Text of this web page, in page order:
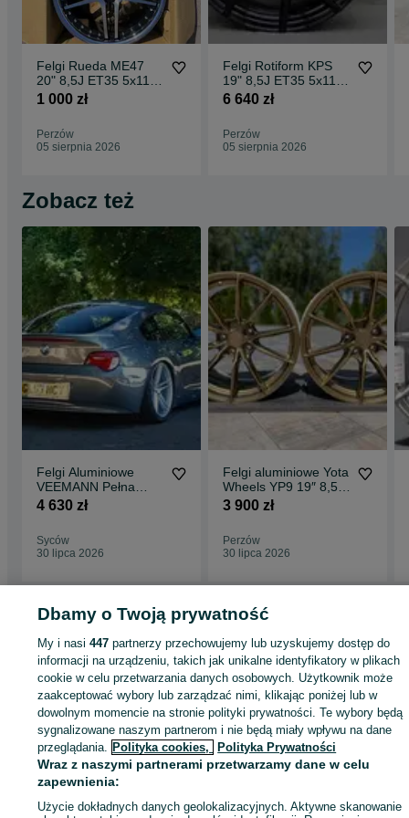
Felgi Rueda ME47
20" 8,5J ET35 5x112
CBKF1 / 2 sztuki
1 000 zł
Perzów
05 sierpnia 2026
Felgi Rotiform KPS
19" 8,5J ET35 5x112
Matte Black Face w/
6 640 zł
Perzów
05 sierpnia 2026
Zobacz też
Felgi Aluminiowe
VEEMANN Pełna
Oferta 18" 19" 20" 22"
4 630 zł
Syców
30 lipca 2026
Felgi aluminiowe Yota
Wheels YP9 19″ 8,5J
ET35 + 9,5J ET40
3 900 zł
Perzów
30 lipca 2026
Strona główna Motoryzacja Opony i Felgi Felgi Felgi - Dolnośląskie
Syców
KATEGORIA
633258763 Wyświetlenia:
Zadzwoń / SMS Wyślij wiadomość
Dbamy o Twoją prywatność
My i nasi447 partnerzy przechowujemy lub uzyskujemy dostęp do
informacji na urządzeniu, takich jak unikalne identyfikatory w plikach
cookie w celu przetwarzania danych osobowych. Użytkownik może
zaakceptować wybory lub zarządzać nimi, klikając poniżej lub w
dowolnym momencie na stronie polityki prywatności. Te wybory będą
sygnalizowane naszym partnerom i nie będą miały wpływu na dane
przeglądania. Polityka cookies, Polityka Prywatności
Wraz z naszymi partnerami przetwarzamy dane w celu
zapewnienia:
Użycie dokładnych danych geolokalizacyjnych. Aktywne skanowanie